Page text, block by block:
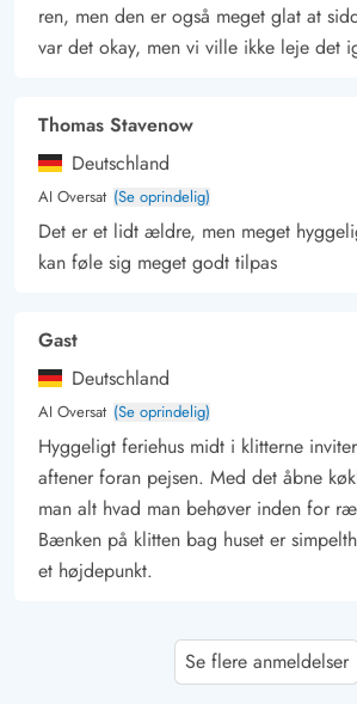
ren, men den er også meget glat at
var det okay, men vi ville ikke leje det
Thomas Stavenow
Deutschland
AI Oversat (Se oprindelig)
Det er et lidt ældre, men meget
kan føle sig meget godt tilpas
Gast
Deutschland
AI Oversat (Se oprindelig)
Hyggeligt feriehus midt i klitterne
aftener foran pejsen. Med det åbne
man alt hvad man behøver inden for
Bænken på klitten bag huset er
et højdepunkt.
Se flere anmeldelser